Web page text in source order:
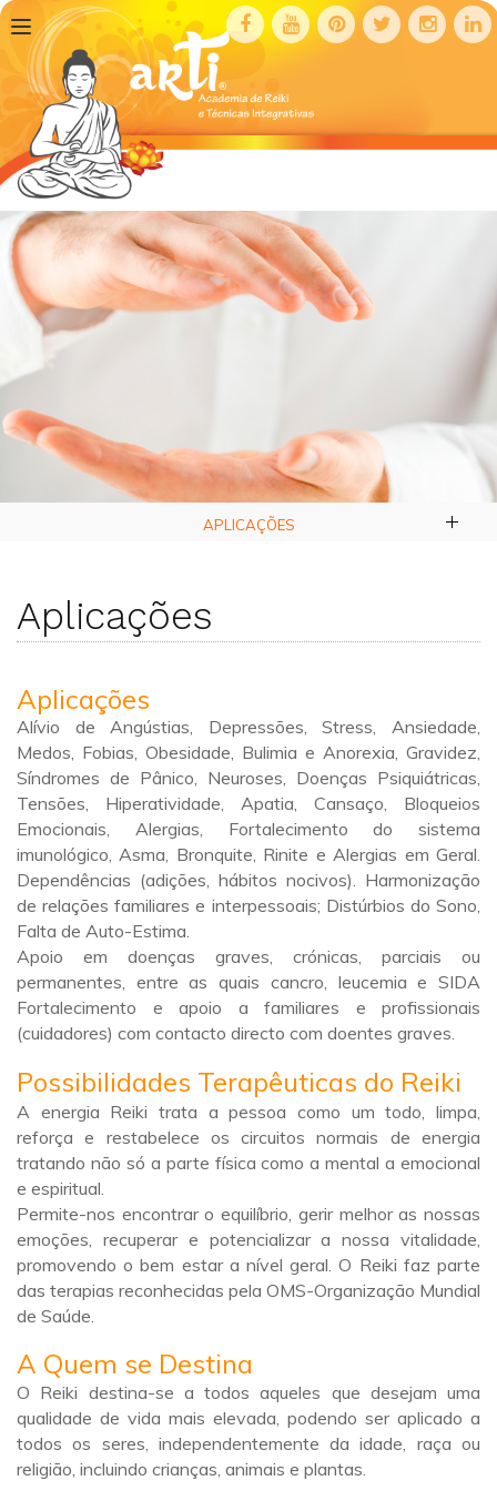
APLICAÇÕES
Aplicações
Aplicações
Alívio de Angústias, Depressões, Stress, Ansiedade,
Medos, Fobias, Obesidade, Bulimia e Anorexia, Gravidez,
Síndromes de Pânico, Neuroses, Doenças Psiquiátricas,
Tensões, Hiperatividade, Apatia, Cansaço, Bloqueios
Emocionais, Alergias, Fortalecimento do sistema
imunológico, Asma, Bronquite, Rinite e Alergias em Geral.
Dependências (adições, hábitos nocivos). Harmonização
de relações familiares e interpessoais; Distúrbios do Sono,
Falta de Auto-Estima.
Apoio em doenças graves, crónicas, parciais ou
permanentes, entre as quais cancro, leucemia e SIDA
Fortalecimento e apoio a familiares e profissionais
(cuidadores) com contacto directo com doentes graves.
Possibilidades Terapêuticas do Reiki
A energia Reiki trata a pessoa como um todo, limpa,
reforça e restabelece os circuitos normais de energia
tratando não só a parte física como a mental a emocional
e espiritual.
Permite-nos encontrar o equilíbrio, gerir melhor as nossas
emoções, recuperar e potencializar a nossa vitalidade,
promovendo o bem estar a nível geral. O Reiki faz parte
das terapias reconhecidas pela OMS-Organização Mundial
de Saúde.
A Quem se Destina
O Reiki destina-se a todos aqueles que desejam uma
qualidade de vida mais elevada, podendo ser aplicado a
todos os seres, independentemente da idade, raça ou
religião, incluindo crianças, animais e plantas.